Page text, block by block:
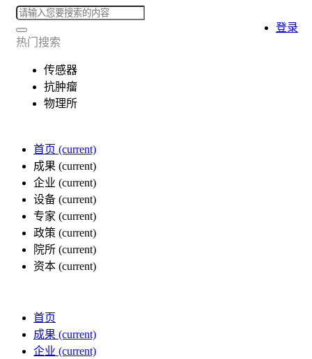
热门搜索
传感器
抗肿瘤
物理所
首页 (current)
成果 (current)
企业 (current)
设备 (current)
专家 (current)
政策 (current)
院所 (current)
资本 (current)
登录
首页
成果 (current)
企业 (current)